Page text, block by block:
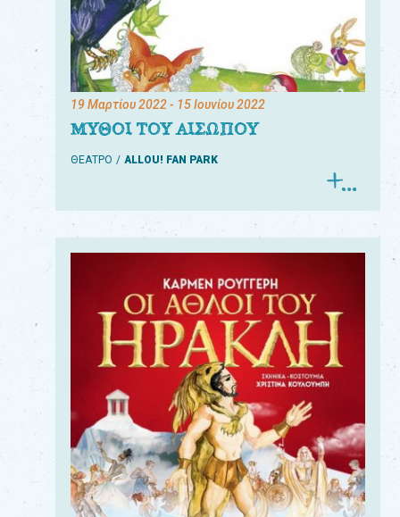
19 Μαρτίου 2022- 15 Ιουνίου 2022
ΜΥΘΟΙ ΤΟΥ ΑΙΣΩΠΟΥ
ΘΕΑΤΡΟ ALLOU! FAN PARK